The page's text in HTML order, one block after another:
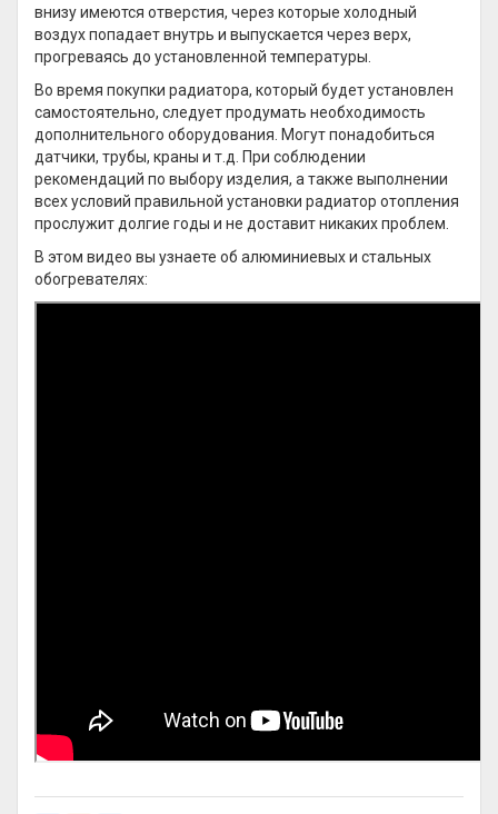
внизу имеются отверстия, через которые холодный
воздух попадает внутрь и выпускается через верх,
прогреваясь до установленной температуры.
Во время покупки радиатора, который будет установлен
самостоятельно, следует продумать необходимость
дополнительного оборудования. Могут понадобиться
датчики, трубы, краны и т.д. При соблюдении
рекомендаций по выбору изделия, а также выполнении
всех условий правильной установки радиатор отопления
прослужит долгие годы и не доставит никаких проблем.
В этом видео вы узнаете об алюминиевых и стальных
обогревателях: